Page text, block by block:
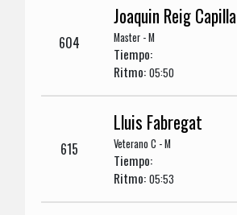
604
Joaquin Reig Capilla
Master - M
Tiempo:
Ritmo:05:50
615
Lluis Fabregat
Veterano C - M
Tiempo:
Ritmo:05:53